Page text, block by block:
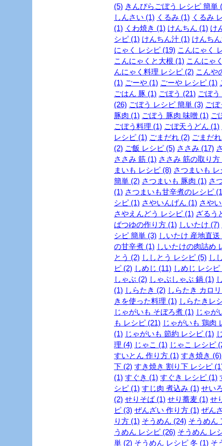
(5) きんぴらごぼう レシピ 簡単
しんさい (1) くるみ (1) くるみ
(1) くわ焼き (1) けんちん (1) け
シピ (1) けんちん汁 (1) けんち
にゃく レシピ (19) こんにゃく
こんにゃくと大根 (1) こんにゃ
んにゃく料理 レシピ (2) こんや
(1) ごーや (1) ごーや レシピ (1)
ごはん 豚 (1) ごぼう (21) ごぼ
(26) ごぼう レシピ 簡単 (3) ご
豚肉 (1) ごぼう 豚肉 味噌 (1) ご
ごぼう料理 (1) ごぼ天うどん (1)
レシピ (1) ごまだれ (2) ごまだ
(2) ご飯 レシピ (5) ささみ (17)
ささみ 筋 (1) ささみ 筋の取り方
まいも レシピ (8) さつまいも
簡単 (2) さつまいも 豚肉 (1) さ
(1) さつまいも甘辛煮のレシピ
シピ (1) さやいんげん (1) さや
さやえんどう レシピ (1) ざるう
ばつゆの作り方 (1) しいたけ (7)
シピ 簡単 (3) しいたけ 産地直送
の甘辛煮 (1) しいたけの肉詰め
とう (2) ししとう レシピ (5) し
ピ (2) しめじ (11) しめじ レシピ
しゃぶ (2) しゃぶしゃぶ 鍋 (1)
(1) しらたき (2) しらたき カロ
きを使った料理 (1) しらたきレ
じゃがいも そぼろ煮 (1) じゃが
も レシピ (21) じゃがいも 鶏肉
(1) じゃがいも 節約 レシピ (1)
理 (4) じゃこ (1) じゃこ レシピ
すいとん 作り方 (1) すき焼き (6)
下 (2) すき焼き 割り下 レシピ
(1) すぐき (1) すぐき レシピ (1)
シピ (1) すじ肉 煮込み (1) せい
(2) せりそば (1) せり蕎麦 (1) せ
ピ (3) ぜんざい 作り方 (1) ぜん
り方 (1) そうめん (24) そうめん
うめん レシピ (26) そうめん レ
単 (2) そうめん レシピ 冬 (1) そ